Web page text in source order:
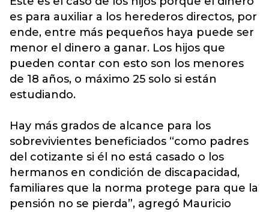
es para auxiliar a los herederos directos, por
ende, entre más pequeños haya puede ser
menor el dinero a ganar. Los hijos que
pueden contar con esto son los menores
de 18 años, o máximo 25 solo si están
estudiando.
Hay más grados de alcance para los
sobrevivientes beneficiados “como padres
del cotizante si él no está casado o los
hermanos en condición de discapacidad,
familiares que la norma protege para que la
pensión no se pierda”, agregó Mauricio